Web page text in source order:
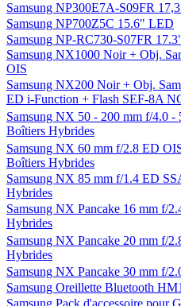
Samsung NP300E7A-S09FR
Samsung NP700Z5C 15.6" LED
Samsung NP-RC730-S07FR
Samsung NX1000 Noir + Obj.
OIS
Samsung NX200 Noir + Obj.
ED i-Function + Flash SEF-8A
Samsung NX 50 - 200 mm f/4.0
Boîtiers Hybrides
Samsung NX 60 mm f/2.8 ED
Boîtiers Hybrides
Samsung NX 85 mm f/1.4 ED
Hybrides
Samsung NX Pancake 16 mm f/
Hybrides
Samsung NX Pancake 20 mm f/
Hybrides
Samsung NX Pancake 30 mm f/
Samsung Oreillette Bluetooth
Samsung Pack d'accessoire pour